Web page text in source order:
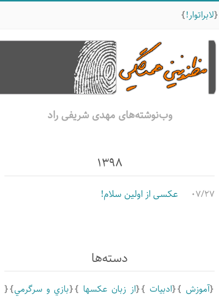
لابراتوار!
وب‌نوشته‌های مهدی شریفی راد
۱۳۹۸
۰۷/۲۷ عکسی از اولین سلام!
دسته‌ها
آموزش ادبيات از زبان عکسها
بازي و سرگرمي